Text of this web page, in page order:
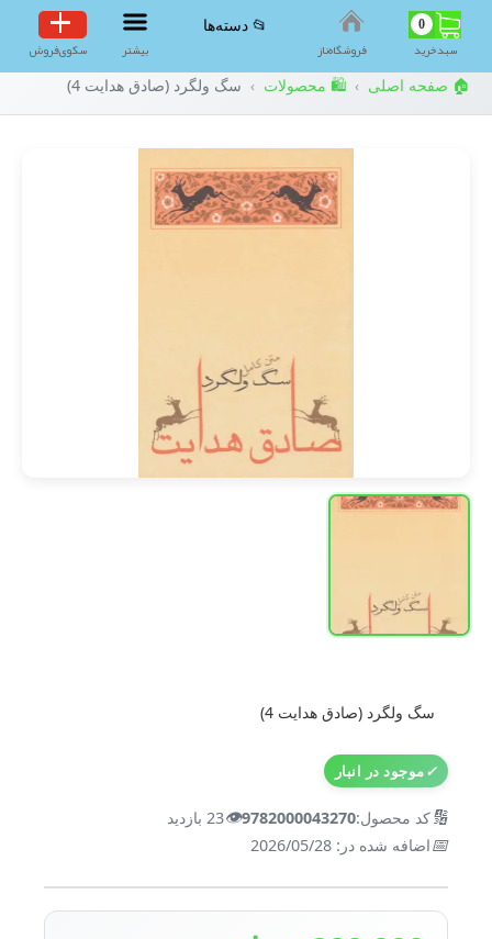
0
سبد‌خرید فروشگاه‌ناز
📂 دسته‌ها
بیشتر سکوی‌فروش
🏠 صفحه اصلی › 🛍️ محصولات › سگ ولگرد (صادق هدایت 4)
سگ ولگرد (صادق هدایت 4)
✓موجود در انبار
🔢کد محصول:9782000043270
👁️23 بازدید
📅اضافه شده در: 2026/05/28